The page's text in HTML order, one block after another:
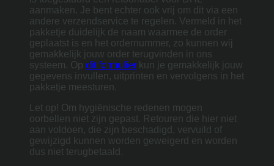
aanmaken. Je bent echter ook vrij om dit via een
andere verzendservice te regelen. Vermeld in het
pakketje duidelijk de naam waarmee de order
geplaatst is en het ordernummer, zo kunnen wij
gemakkelijk jouw order terugvinden in ons
systeem. Op dit formulier kun je gemakkelijk jouw
gegevens invullen, uitprinten en vervolgens in het
pakketje meesturen.
Let op! Om hygiënische redenen mogen
oorbellen niet zijn gepast. Retouren die hier niet
aan voldoen, die zijn beschadigd, vervuild of
gewijzigd kunnen worden geweigerd en worden
dus niet terugbetaald.